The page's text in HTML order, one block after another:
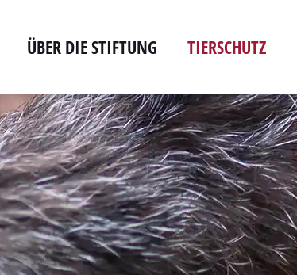
ÜBER DIE STIFTUNG TIERSCHUTZ